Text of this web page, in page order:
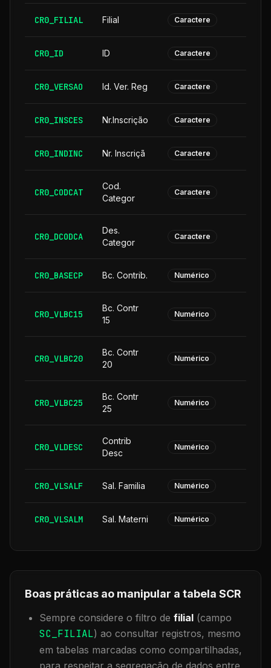
CR0_FILIAL Filial Caractere
CR0_ID ID Caractere
CR0_VERSAO Id. Ver. Reg Caractere
CR0_INSCES Nr.Inscrição Caractere
CR0_INDINC Nr. Inscriçã Caractere
CR0_CODCAT
Cod.
Categor
Caractere
CR0_DCODCA
Des.
Categor
Caractere
CR0_BASECP Bc. Contrib. Numérico
CR0_VLBC15
Bc. Contr
15
Numérico
CR0_VLBC20
Bc. Contr
20
Numérico
CR0_VLBC25
Bc. Contr
25
Numérico
CR0_VLDESC
Contrib
Desc
Numérico
CR0_VLSALF Sal. Familia Numérico
CR0_VLSALM Sal. Materni Numérico
Boas práticas ao manipular a tabela SCR
Sempre considere o filtro de filial (campo
SC_FILIAL) ao consultar registros, mesmo
em tabelas marcadas como compartilhadas,
para respeitar a segregação de dados entre